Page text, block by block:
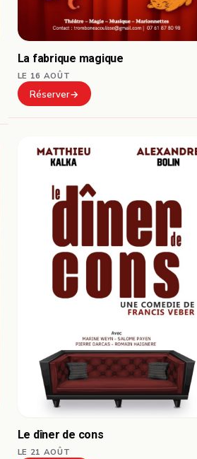
La fabrique magique
LE 16 AOÛT
Réserver
Le dîner de cons
LE 21 AOÛT